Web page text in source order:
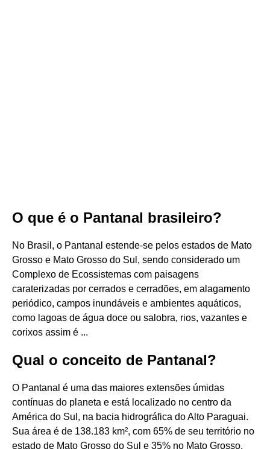
O que é o Pantanal brasileiro?
No Brasil, o Pantanal estende-se pelos estados de Mato
Grosso e Mato Grosso do Sul, sendo considerado um
Complexo de Ecossistemas com paisagens
caraterizadas por cerrados e cerradões, em alagamento
periódico, campos inundáveis e ambientes aquáticos,
como lagoas de água doce ou salobra, rios, vazantes e
corixos assim é ...
Qual o conceito de Pantanal?
O Pantanal é uma das maiores extensões úmidas
contínuas do planeta e está localizado no centro da
América do Sul, na bacia hidrográfica do Alto Paraguai.
Sua área é de 138.183 km², com 65% de seu território no
estado de Mato Grosso do Sul e 35% no Mato Grosso.